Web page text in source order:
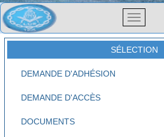
SÉLECTION
DEMANDE D'ADHÉSION
DEMANDE D'ACCÈS
DOCUMENTS